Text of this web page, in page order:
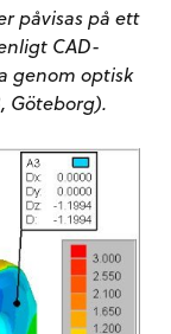
påvisas på ett
CAD-
genom optisk
Göteborg).